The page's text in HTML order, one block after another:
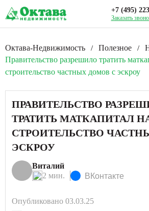
+7 (495)
Заказать
Октава-Недвижимость / Полезное /
Правительство разрешило тратить
строительство частных домов с эскроу
ПРАВИТЕЛЬСТВО
ТРАТИТЬ МАТКАПИТАЛ
СТРОИТЕЛЬСТВО
ЭСКРОУ
Виталий
2 мин.
ВКонтакте
Опубликовано 03.03.25